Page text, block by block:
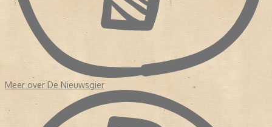
Meer over De Nieuwsgier